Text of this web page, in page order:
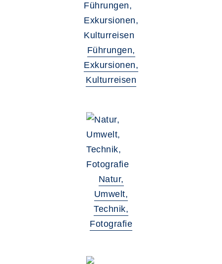
Führungen,
Exkursionen,
Kulturreisen
Natur,
Umwelt,
Technik,
Fotografie